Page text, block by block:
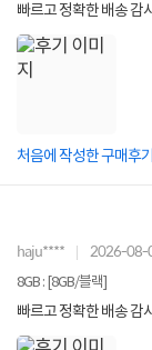
빠르고 정확한 배송 감
처음에 작성한 구매후
haju**** 2026-08-
8GB : [8GB/블랙]
빠르고 정확한 배송 감